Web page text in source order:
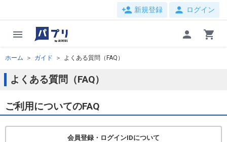
person_add 新規登録 person ログイン
menu person shopping_cart
ホーム ガイド よくある質問（FAQ）
よくある質問（FAQ）
ご利用についてのFAQ
会員登録・ログインIDについて